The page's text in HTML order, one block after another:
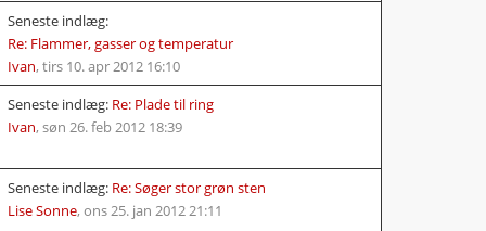
Seneste indlæg:
Re: Flammer, gasser og temperatur
Ivan, tirs 10. apr 2012 16:10
Seneste indlæg: Re: Plade til ring
Ivan, søn 26. feb 2012 18:39
Seneste indlæg: Re: Søger stor grøn sten
Lise Sonne, ons 25. jan 2012 21:11